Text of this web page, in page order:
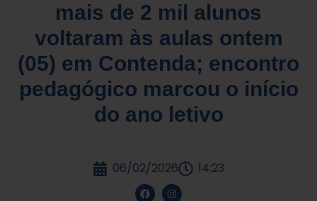
mais de 2 mil alunos
voltaram às aulas ontem
(05) em Contenda; encontro
pedagógico marcou o início
do ano letivo
06/02/2026 14:23